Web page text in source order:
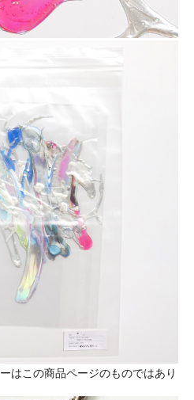
はこの商品ページのものではあり